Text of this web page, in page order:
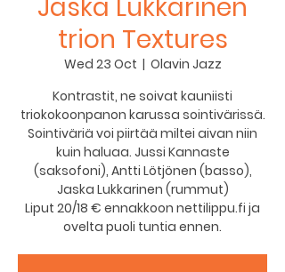
Jaska Lukkarinen
trion Textures
Wed 23 Oct
  |
Olavin Jazz
Kontrastit, ne soivat kauniisti
triokokoonpanon karussa sointivärissä.
Sointiväriä voi piirtää miltei aivan niin
kuin haluaa. Jussi Kannaste
(saksofoni), Antti Lötjönen (basso),
Jaska Lukkarinen (rummut)
Liput 20/18 € ennakkoon nettilippu.fi ja
ovelta puoli tuntia ennen.